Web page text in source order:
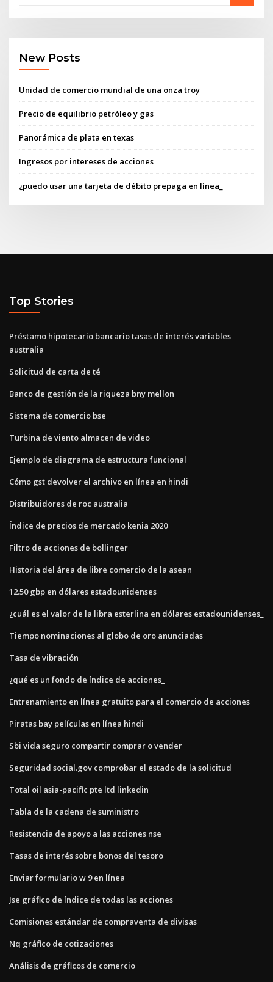
New Posts
Unidad de comercio mundial de una onza troy
Precio de equilibrio petróleo y gas
Panorámica de plata en texas
Ingresos por intereses de acciones
¿puedo usar una tarjeta de débito prepaga en línea_
Top Stories
Préstamo hipotecario bancario tasas de interés variables
australia
Solicitud de carta de té
Banco de gestión de la riqueza bny mellon
Sistema de comercio bse
Turbina de viento almacen de video
Ejemplo de diagrama de estructura funcional
Cómo gst devolver el archivo en línea en hindi
Distribuidores de roc australia
Índice de precios de mercado kenia 2020
Filtro de acciones de bollinger
Historia del área de libre comercio de la asean
12.50 gbp en dólares estadounidenses
¿cuál es el valor de la libra esterlina en dólares estadounidenses_
Tiempo nominaciones al globo de oro anunciadas
Tasa de vibración
¿qué es un fondo de índice de acciones_
Entrenamiento en línea gratuito para el comercio de acciones
Piratas bay películas en línea hindi
Sbi vida seguro compartir comprar o vender
Seguridad social.gov comprobar el estado de la solicitud
Total oil asia-pacific pte ltd linkedin
Tabla de la cadena de suministro
Resistencia de apoyo a las acciones nse
Tasas de interés sobre bonos del tesoro
Enviar formulario w 9 en línea
Jse gráfico de índice de todas las acciones
Comisiones estándar de compraventa de divisas
Nq gráfico de cotizaciones
Análisis de gráficos de comercio